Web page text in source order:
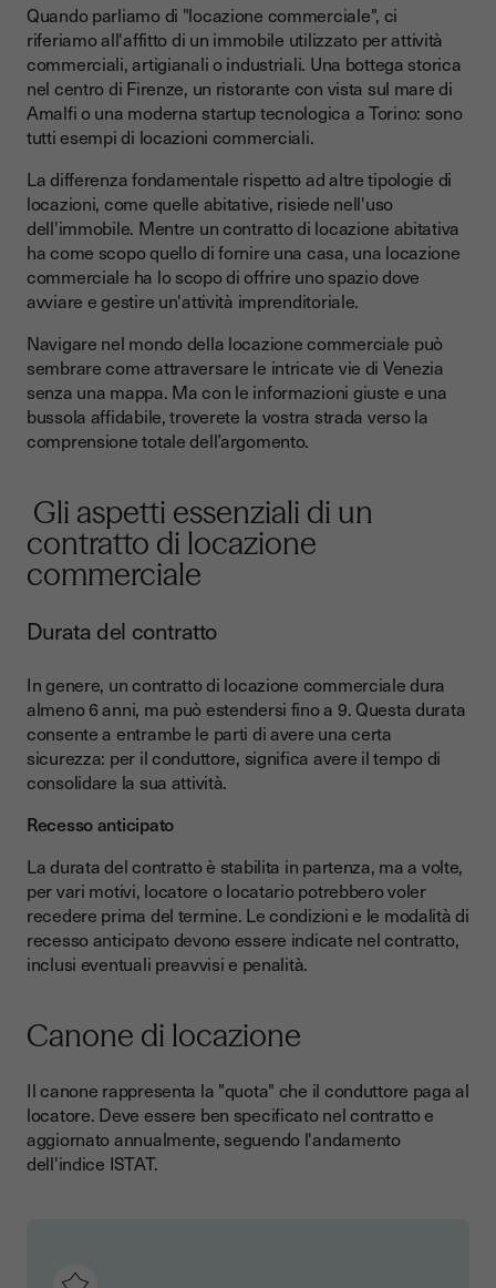
Conclusione
Quando parliamo di "locazione commerciale", ci
riferiamo all'affitto di un immobile utilizzato per attività
commerciali, artigianali o industriali. Una bottega storica
nel centro di Firenze, un ristorante con vista sul mare di
Amalfi o una moderna startup tecnologica a Torino: sono
tutti esempi di locazioni commerciali.
La differenza fondamentale rispetto ad altre tipologie di
locazioni, come quelle abitative, risiede nell'uso
dell'immobile. Mentre un contratto di locazione abitativa
ha come scopo quello di fornire una casa, una locazione
commerciale ha lo scopo di offrire uno spazio dove
avviare e gestire un'attività imprenditoriale.
Navigare nel mondo della locazione commerciale può
sembrare come attraversare le intricate vie di Venezia
senza una mappa. Ma con le informazioni giuste e una
bussola affidabile, troverete la vostra strada verso la
comprensione totale dell’argomento.
Gli aspetti essenziali di un
contratto di locazione
commerciale
Durata del contratto
In genere, un contratto di locazione commerciale dura
almeno 6 anni, ma può estendersi fino a 9. Questa durata
consente a entrambe le parti di avere una certa
sicurezza: per il conduttore, significa avere il tempo di
consolidare la sua attività.
Recesso anticipato
La durata del contratto è stabilita in partenza, ma a volte,
per vari motivi, locatore o locatario potrebbero voler
recedere prima del termine. Le condizioni e le modalità di
recesso anticipato devono essere indicate nel contratto,
inclusi eventuali preavvisi e penalità.
Canone di locazione
Il canone rappresenta la "quota" che il conduttore paga al
locatore. Deve essere ben specificato nel contratto e
aggiornato annualmente, seguendo l'andamento
dell'indice ISTAT.